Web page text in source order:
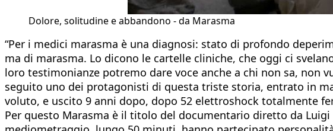
Dolore, solitudine e abbandono - da Marasma
“Per i medici marasma è una diagnosi: stato di profondo
ma di marasma. Lo dicono le cartelle cliniche, che oggi ci
loro testimonianze potremo dare voce anche a chi non sa, non
seguito uno dei protagonisti di questa triste storia, entrato in
voluto, e uscito 9 anni dopo, dopo 52 elettroshock totalmente
Per questo Marasma è il titolo del documentario diretto da